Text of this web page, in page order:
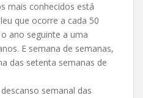
mais conhecidos está
que ocorre a cada 50
ano seguinte a uma
E semana de semanas,
das setenta semanas de
semanal das